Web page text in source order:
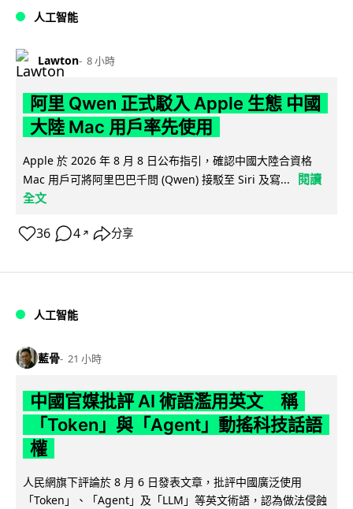
人工智能
Lawton 8 小時
阿里 Qwen 正式駁入 Apple 生態 中國
大陸 Mac 用戶率先使用
Apple 於 2026 年 8 月 8 日公布指引，確認中國大陸合資格
Mac 用戶可將阿里巴巴千問 (Qwen) 接駁至 Siri 及寫...
閱讀
全文
36 4 ↗ 分享
人工智能
藍骨 21 小時
中國官媒批評 AI 術語濫用英文 稱
「Token」與「Agent」動搖科技話語
權
人民網旗下評論於 8 月 6 日發表文章，批評中國廣泛使用
「Token」、「Agent」及「LLM」等英文術語，認為做法侵蝕